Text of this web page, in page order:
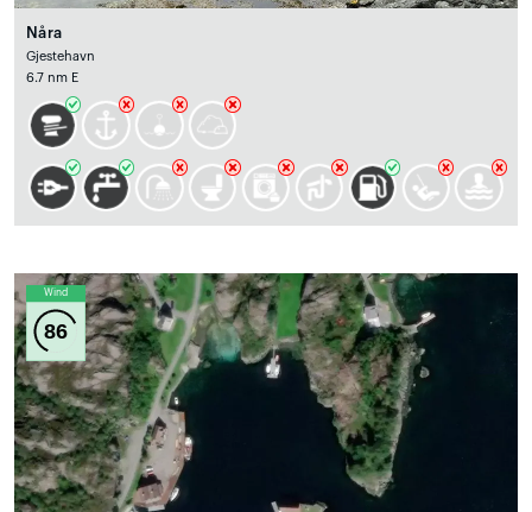
Nåra
Gjestehavn
6.7 nm E
Wind
86